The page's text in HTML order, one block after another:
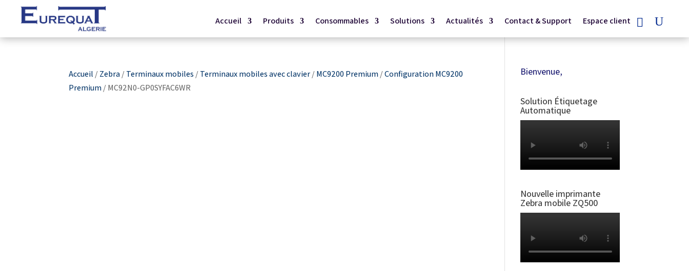
Accueil Produits Consommables Solutions Actualités Contact & Support Espace client
Accueil /Zebra/Terminaux mobiles /Terminaux mobiles avec clavier/MC9200 Premium/Configuration MC9200
Premium/ MC92N0-GP0SYFAC6WR
Bienvenue,
Solution Étiquetage
Automatique
Nouvelle imprimante
Zebra mobile ZQ500